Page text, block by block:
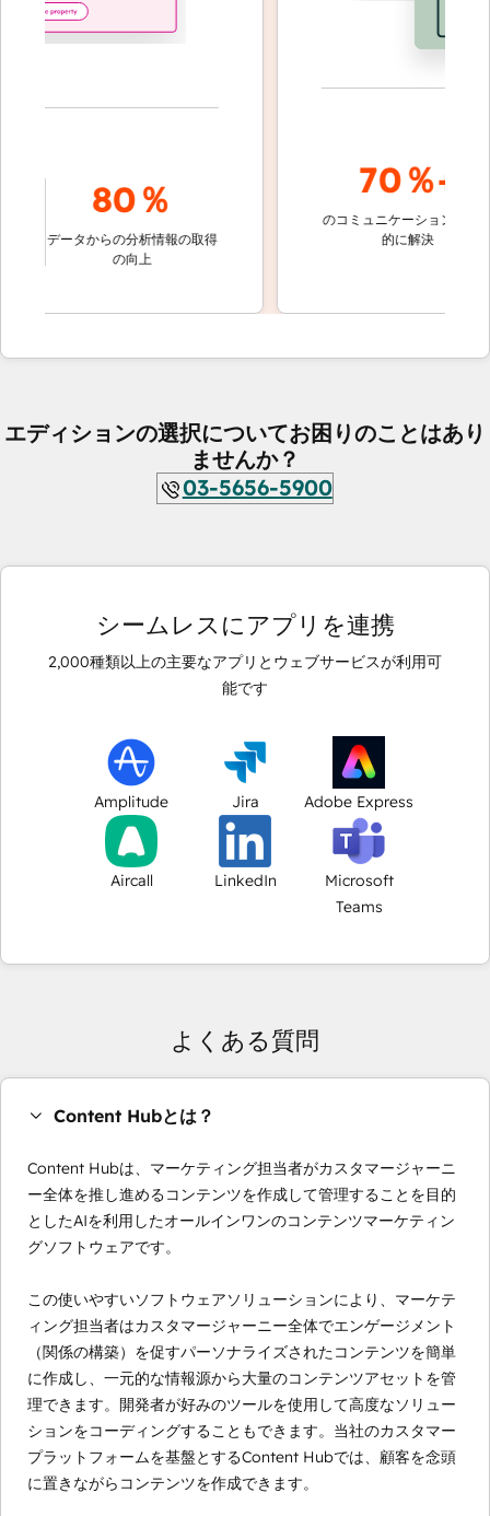
80％
データからの分析情報の取得
の向上
70％+
のコミュニケーションを自動
的に解決
エディションの選択についてお困りのことはあり
ませんか？
03-5656-5900
シームレスにアプリを連携
2,000種類以上の主要なアプリとウェブサービスが利用可
能です
Amplitude Jira Adobe Express
Aircall LinkedIn
Microsoft
Teams
よくある質問
Content Hubとは？
Content Hubは、マーケティング担当者がカスタマージャーニ
ー全体を推し進めるコンテンツを作成して管理することを目的
としたAIを利用したオールインワンのコンテンツマーケティン
グソフトウェアです。
この使いやすいソフトウェアソリューションにより、マーケテ
ィング担当者はカスタマージャーニー全体でエンゲージメント
（関係の構築）を促すパーソナライズされたコンテンツを簡単
に作成し、一元的な情報源から大量のコンテンツアセットを管
理できます。開発者が好みのツールを使用して高度なソリュー
ションをコーディングすることもできます。当社のカスタマー
プラットフォームを基盤とするContent Hubでは、顧客を念頭
に置きながらコンテンツを作成できます。